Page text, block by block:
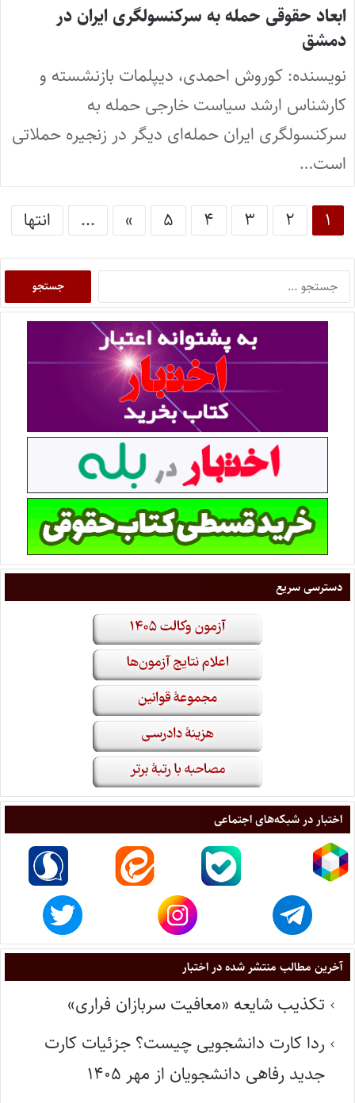
ابعاد حقوقی حمله به سرکنسولگری ایران در
دمشق
نویسنده: کوروش احمدی، دیپلمات بازنشسته و
کارشناس ارشد سیاست خارجی حمله به
سرکنسولگری ایران حمله‌ای دیگر در زنجیره حملاتی
است…
۱ ۲ ۳ ۴ ۵ »
... انتها
دسترسی سریع
اختبار در شبکه‌های اجتماعی
آخرین مطالب منتشر شده در اختبار
تکذیب شایعه «معافیت سربازان فراری»
ردا کارت دانشجویی چیست؟ جزئیات کارت
جدید رفاهی دانشجویان از مهر ۱۴۰۵